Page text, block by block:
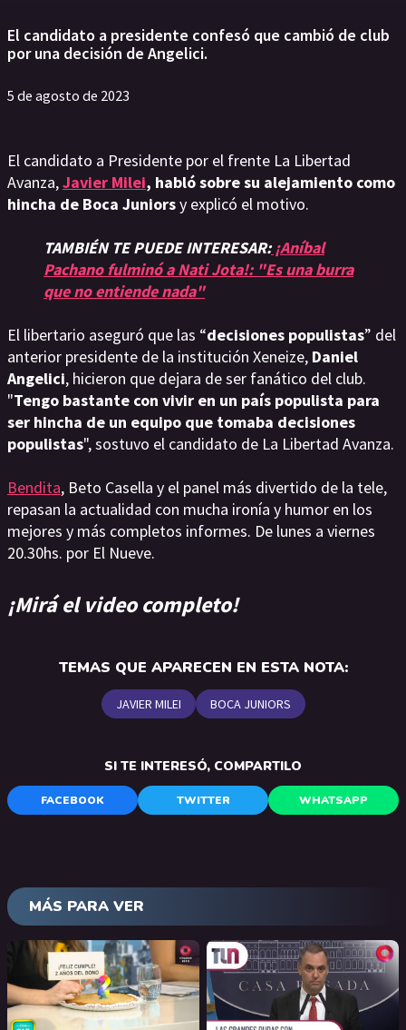
El candidato a presidente confesó que cambió de club
por una decisión de Angelici.
5 de agosto de 2023
El candidato a Presidente por el frente La Libertad
Avanza,Javier Milei, habló sobre su alejamiento como
hincha de Boca Juniorsy explicó el motivo.
TAMBIÉN TE PUEDE INTERESAR:¡Aníbal
Pachano fulminó a Nati Jota!: "Es una burra
que no entiende nada"
El libertario aseguró que las “decisiones populistas” del
anterior presidente de la institución Xeneize, Daniel
Angelici, hicieron que dejara de ser fanático del club.
"Tengo bastante con vivir en un país populista para
ser hincha de un equipo que tomaba decisiones
populistas", sostuvo el candidato de La Libertad Avanza.
Bendita, Beto Casella y el panel más divertido de la tele,
repasan la actualidad con mucha ironía y humor en los
mejores y más completos informes. De lunes a viernes
20.30hs. por El Nueve.
¡Mirá el video completo!
TEMAS QUE APARECEN EN ESTA NOTA:
JAVIER MILEI BOCA JUNIORS
SI TE INTERESÓ, COMPARTILO
FACEBOOK TWITTER WHATSAPP
MÁS PARA VER